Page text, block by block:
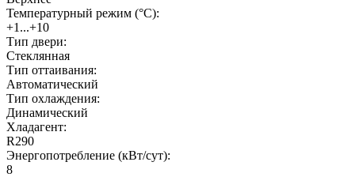
Температурный режим (°C):
+1...+10
Тип двери:
Стеклянная
Тип оттаивания:
Автоматический
Тип охлаждения:
Динамический
Хладагент:
R290
Энергопотребление (кВт/сут):
8